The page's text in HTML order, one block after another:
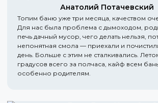
Анатолий Потачевский
Топим баню уже три месяца, качеством
Для нас была проблема с дымоходом,
печь дачный мусор, чего делать нельзя,
непонятная смола — приехали и
день. Больше с этим не сталкивались.
градусов всего за полчаса, кайф всем
особенно родителям.